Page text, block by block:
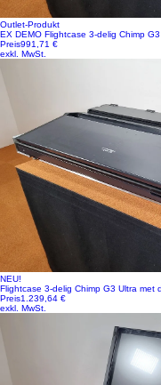
Outlet-Produkt
EX DEMO Flightcase 3-delig Chimp
Preis991,71 €
exkl. MwSt.
NEU!
Flightcase 3-delig Chimp G3 Ultra met
Preis1.239,64 €
exkl. MwSt.